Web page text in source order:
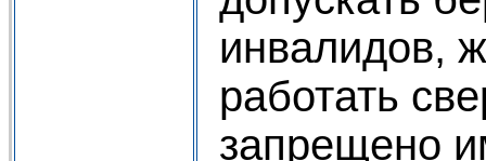
инвалидов,
работать
запрещено